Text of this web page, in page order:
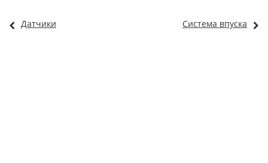
Датчики Система впуска